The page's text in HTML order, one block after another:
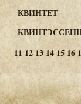
КВИНТЕТ
11 1213 14 15 16